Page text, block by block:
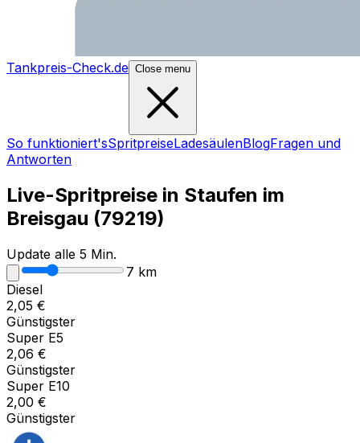
Tankpreis-Check.de Close menu
So funktioniert'sSpritpreiseLadesäulenBlogFragen und
Antworten
Live-Spritpreise in Staufen im
Breisgau (79219)
Update alle 5 Min.
7 km
Diesel
2,05 €
Günstigster
Super E5
2,06 €
Günstigster
Super E10
2,00 €
Günstigster